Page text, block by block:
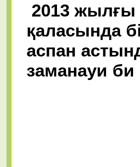
2013 жылғы
қаласында
аспан
заманауи би